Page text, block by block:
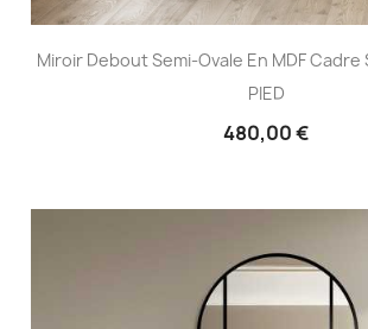
Miroir Debout Semi-Ovale En MDF Cadre
PIED
480,00 €